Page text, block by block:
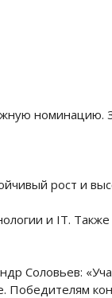
номинацию.
рост и
и IT.
Соловьев: